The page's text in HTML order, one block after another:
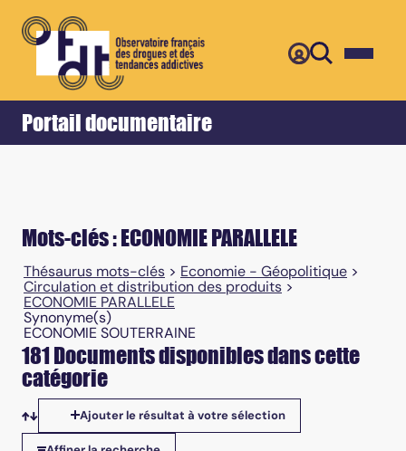
Portail documentaire
Accueil Retour
Mots-clés : ECONOMIE PARALLELE
Thésaurus mots-clés > Economie - Géopolitique >
Circulation et distribution des produits >
ECONOMIE PARALLELE
Synonyme(s)
ECONOMIE SOUTERRAINE
181 Documents disponibles dans cette
catégorie
Tris disponibles
Ajouter le résultat à votre sélection